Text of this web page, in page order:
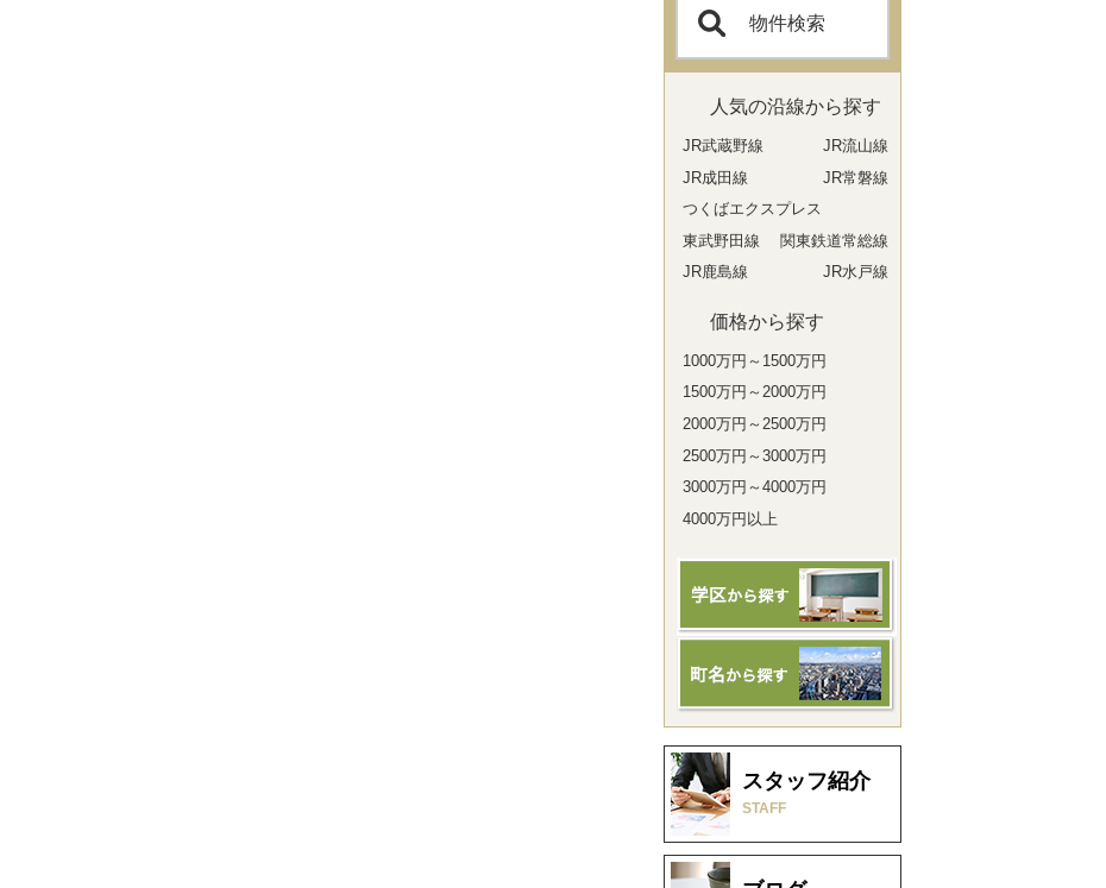
物件検索
人気の沿線から探す
JR武蔵野線
JR流山線
JR成田線
JR常磐線
つくばエクスプレス
東武野田線
関東鉄道常総線
JR鹿島線
JR水戸線
価格から探す
1000万円～1500万円
1500万円～2000万円
2000万円～2500万円
2500万円～3000万円
3000万円～4000万円
4000万円以上
スタッフ紹介
STAFF